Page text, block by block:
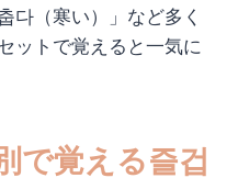
다（寒い）」など多く
ットで覚えると一気に
で覚える즐겁